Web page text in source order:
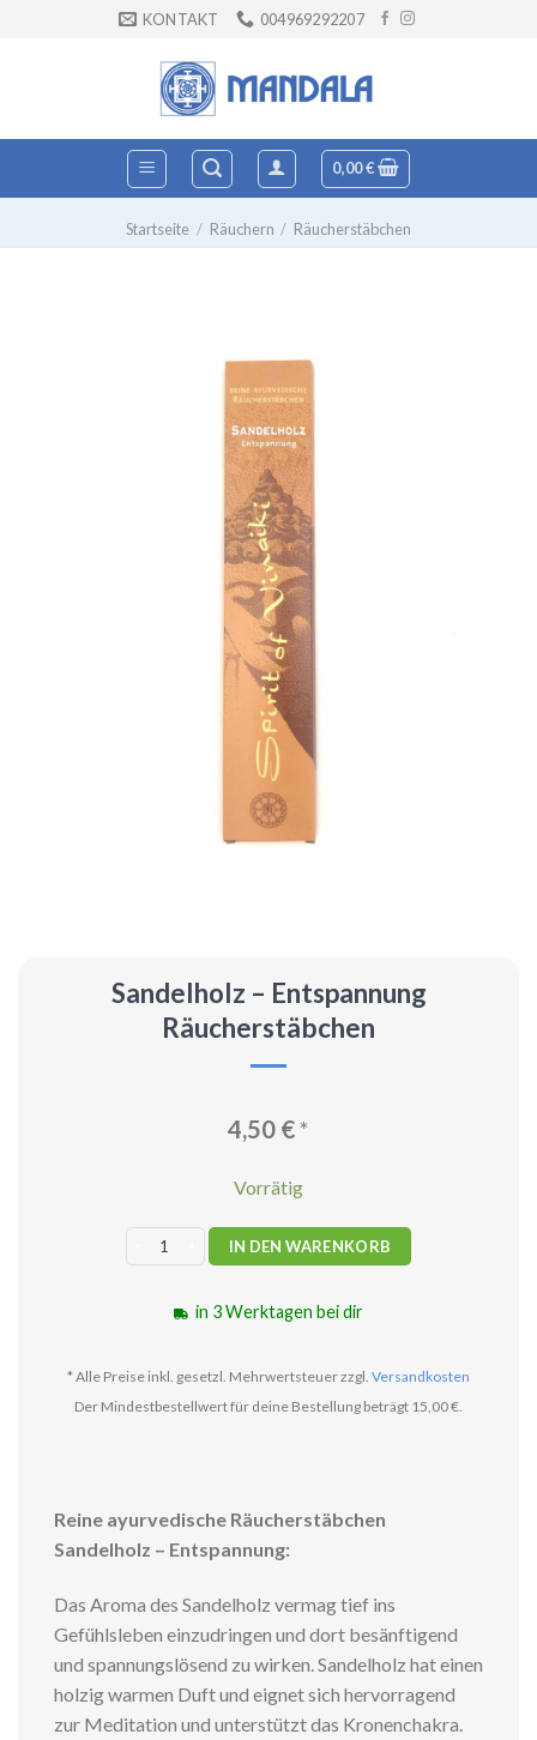
KONTAKT 004969292207
0,00€
Startseite / Räuchern / Räucherstäbchen
Sandelholz – Entspannung
Räucherstäbchen
4,50 €*
Vorrätig
Sandelholz - Entspannung Räucherstäbchen Menge
IN DEN WARENKORB
in 3 Werktagen bei dir
* Alle Preise inkl. gesetzl. Mehrwertsteuer zzgl. Versandkosten
Der Mindestbestellwert für deine Bestellung beträgt 15,00 €.
Reine ayurvedische Räucherstäbchen
Sandelholz – Entspannung:
Das Aroma des Sandelholz vermag tief ins
Gefühlsleben einzudringen und dort besänftigend
und spannungslösend zu wirken. Sandelholz hat einen
holzig warmen Duft und eignet sich hervorragend
zur Meditation und unterstützt das Kronenchakra.